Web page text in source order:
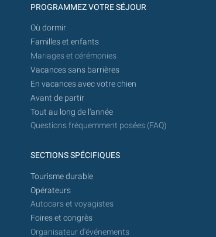
PROGRAMMEZ VOTRE SÉJOUR
Où dormir
Familles et enfants
Mariages et cérémonies
Vacances sans barrières
En vacances avec votre chien
Avant de partir
Tout au long de l'année
Questions fréquemment posées (FAQ)
SECTIONS SPÉCIFIQUES
Tourisme durable
Opérateurs
Autocars et voyagistes
Foires et congrès
Organisateur d'événements